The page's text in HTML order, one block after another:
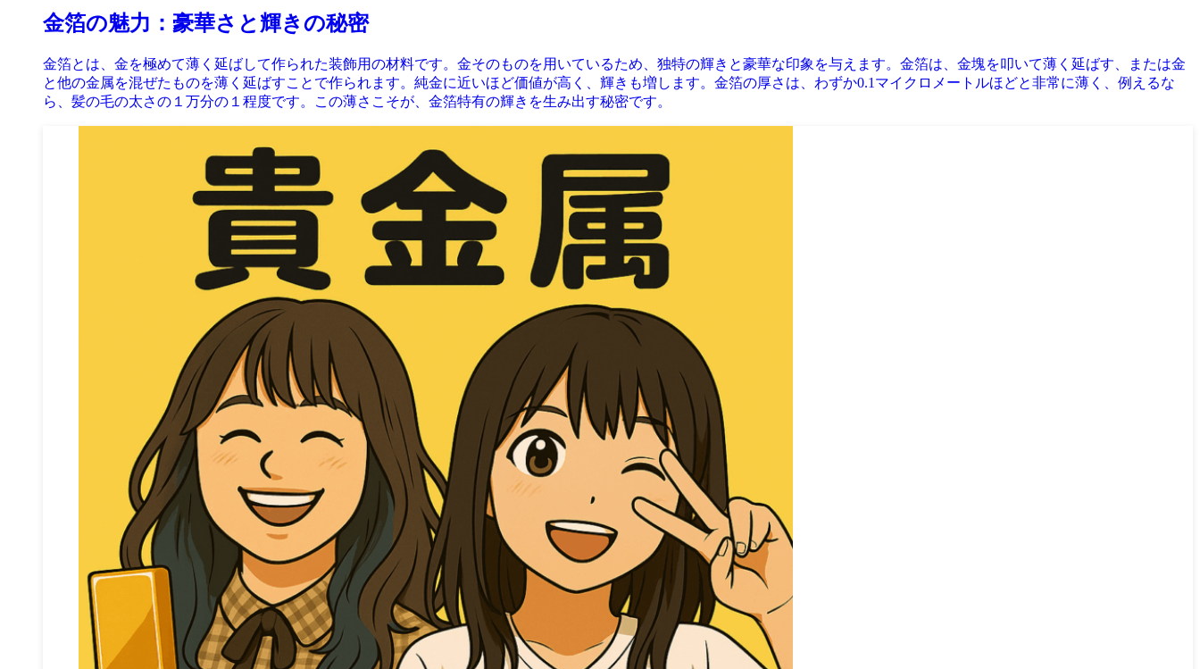
金箔の魅力：豪華さと輝きの秘密
金箔とは、金を極めて薄く延ばして作られた装飾用の材料です。金そのものを用いているため、独特の輝きと豪華な印象を与えます。金箔は、金塊を叩いて薄く延ばす、または金
と他の金属を混ぜたものを薄く延ばすことで作られます。純金に近いほど価値が高く、輝きも増します。金箔の厚さは、わずか0.1マイクロメートルほどと非常に薄く、例えるな
ら、髪の毛の太さの１万分の１程度です。この薄さこそが、金箔特有の輝きを生み出す秘密です。